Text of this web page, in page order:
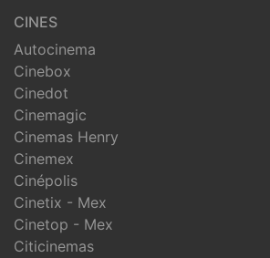
CINES
Autocinema
Cinebox
Cinedot
Cinemagic
Cinemas Henry
Cinemex
Cinépolis
Cinetix - Mex
Cinetop - Mex
Citicinemas